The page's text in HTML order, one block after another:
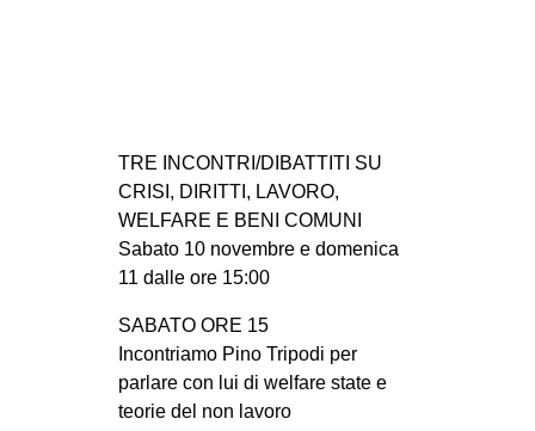
EVENTI
in
Fb
bsky
ms
TRE INCONTRI/DIBATTITI SU
CRISI, DIRITTI, LAVORO,
WELFARE E BENI COMUNI
Sabato 10 novembre e domenica
11 dalle ore 15:00
SABATO ORE 15
Incontriamo Pino Tripodi per
parlare con lui di welfare state e
teorie del non lavoro